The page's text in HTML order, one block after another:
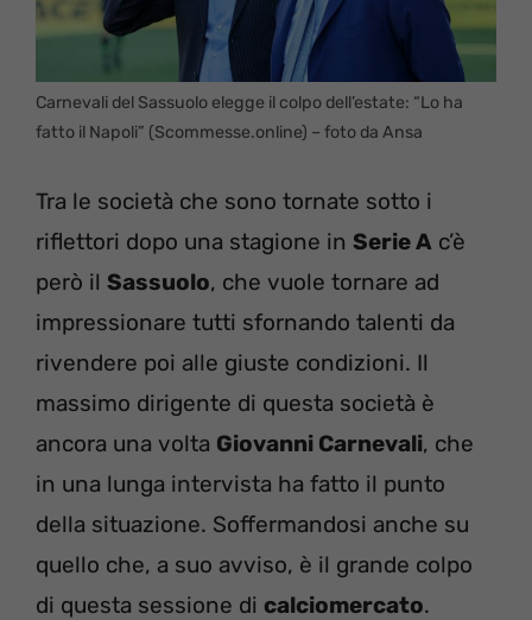
Carnevali del Sassuolo elegge il colpo dell’estate: “Lo ha
fatto il Napoli” (Scommesse.online) – foto da Ansa
Tra le società che sono tornate sotto i
riflettori dopo una stagione in Serie A c’è
però il Sassuolo, che vuole tornare ad
impressionare tutti sfornando talenti da
rivendere poi alle giuste condizioni. Il
massimo dirigente di questa società è
ancora una volta Giovanni Carnevali, che
in una lunga intervista ha fatto il punto
della situazione. Soffermandosi anche su
quello che, a suo avviso, è il grande colpo
di questa sessione di calciomercato.